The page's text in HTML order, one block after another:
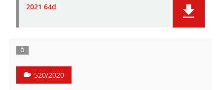
2021 64d
Ö
520/2020